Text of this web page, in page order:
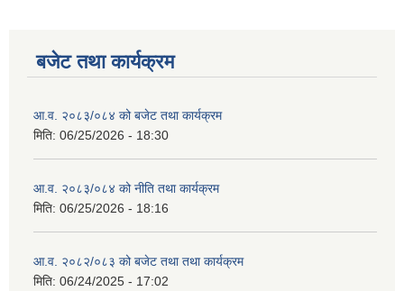
बजेट तथा कार्यक्रम
आ.व. २०८३/०८४ को बजेट तथा कार्यक्रम
मिति: 06/25/2026 - 18:30
आ.व. २०८३/०८४ को नीति तथा कार्यक्रम
मिति: 06/25/2026 - 18:16
आ.व. २०८२/०८३ को बजेट तथा तथा कार्यक्रम
मिति: 06/24/2025 - 17:02